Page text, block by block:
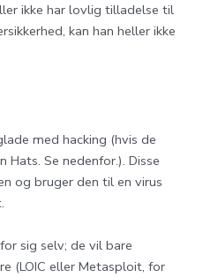
ikke har lovlig tilladelse til
kan han heller ikke
med hacking (hvis de
Se nedenfor.). Disse
og bruger den til en virus
sig selv; de vil bare
(LOIC eller Metasploit, for